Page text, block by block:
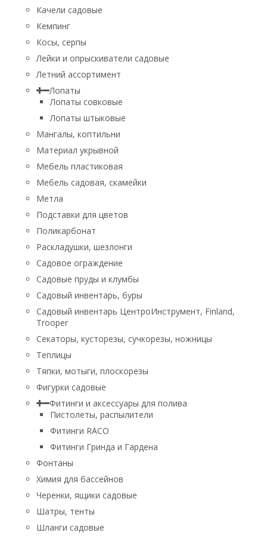
Качели садовые
Кемпинг
Косы, серпы
Лейки и опрыскиватели садовые
Летний ассортимент
Лопаты
Лопаты совковые
Лопаты штыковые
Мангалы, коптильни
Материал укрывной
Мебель пластиковая
Мебель садовая, скамейки
Метла
Подставки для цветов
Поликарбонат
Раскладушки, шезлонги
Садовое ограждение
Садовые пруды и клумбы
Садовый инвентарь, буры
Садовый инвентарь ЦентроИнструмент, Finland,
Trooper
Секаторы, кусторезы, сучкорезы, ножницы
Теплицы
Тяпки, мотыги, плоскорезы
Фигурки садовые
Фитинги и аксессуары для полива
Пистолеты, распылители
Фитинги RACO
Фитинги Гринда и Гардена
Фонтаны
Химия для бассейнов
Черенки, ящики садовые
Шатры, тенты
Шланги садовые